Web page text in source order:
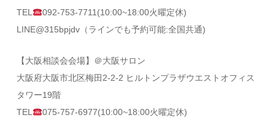
TEL
092-753-7711(10:00~18:00火曜定休)
LINE@315bpjdv（ラインでも予約可能:全国共通)
【大阪相談会会場】＠大阪サロン
大阪府大阪市北区梅田2-2-2 ヒルトンプラザウエストオフィス
タワー19階
TEL
075-757-6977(10:00~18:00火曜定休)